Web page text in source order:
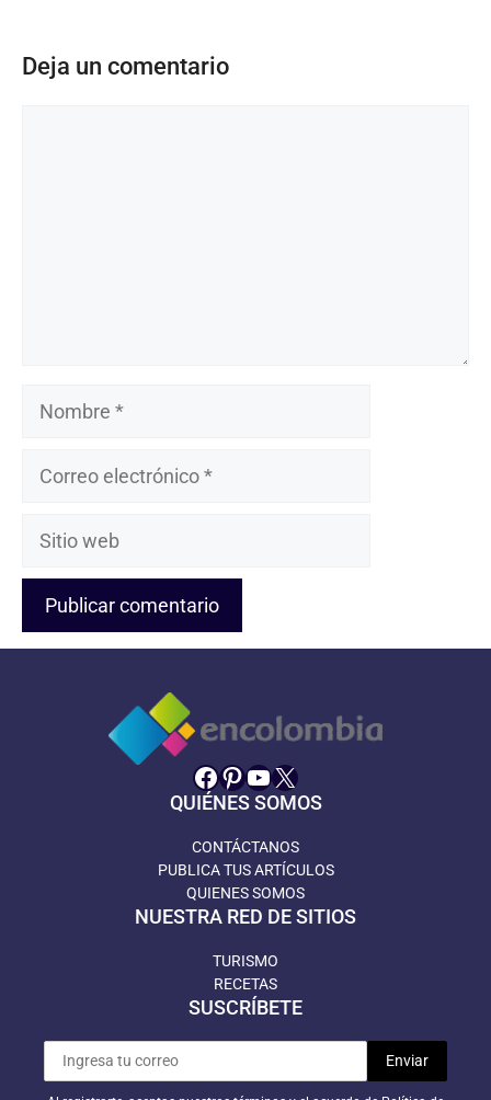
Deja un comentario
Nombre
Sitio
Facebook
Pinterest
YouTube
X
QUIÉNES SOMOS
CONTÁCTANOS
PUBLICA TUS ARTÍCULOS
QUIENES SOMOS
NUESTRA RED DE SITIOS
TURISMO
RECETAS
SUSCRÍBETE